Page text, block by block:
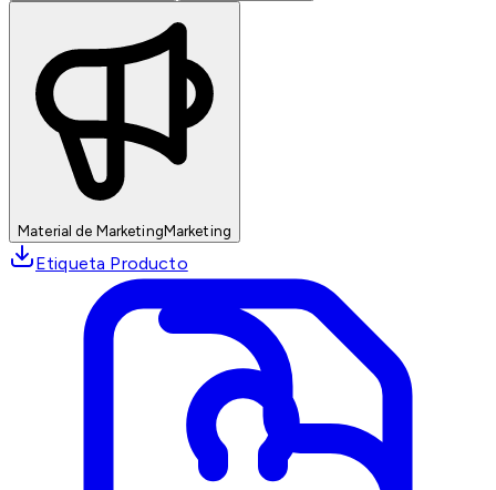
Material de MarketingMarketing
Etiqueta Producto